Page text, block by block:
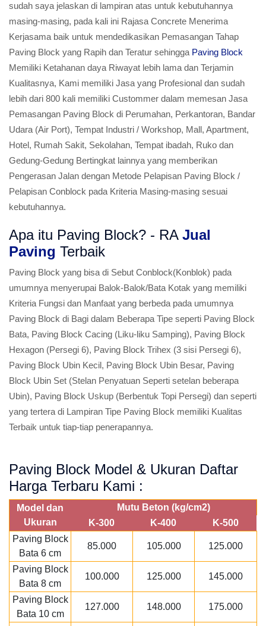
sudah saya jelaskan di lampiran atas untuk kebutuhannya
masing-masing, pada kali ini Rajasa Concrete Menerima
Kerjasama baik untuk mendedikasikan Pemasangan Tahap
Paving Block yang Rapih dan Teratur sehingga Paving Block
Memiliki Ketahanan daya Riwayat lebih lama dan Terjamin
Kualitasnya, Kami memiliki Jasa yang Profesional dan sudah
lebih dari 800 kali memiliki Custommer dalam memesan Jasa
Pemasangan Paving Block di Perumahan, Perkantoran, Bandar
Udara (Air Port), Tempat Industri / Workshop, Mall, Apartment,
Hotel, Rumah Sakit, Sekolahan, Tempat ibadah, Ruko dan
Gedung-Gedung Bertingkat lainnya yang memberikan
Pengerasan Jalan dengan Metode Pelapisan Paving Block /
Pelapisan Conblock pada Kriteria Masing-masing sesuai
kebutuhannya.
Apa itu Paving Block? - RA Jual
Paving Terbaik
Paving Block yang bisa di Sebut Conblock(Konblok) pada
umumnya menyerupai Balok-Balok/Bata Kotak yang memiliki
Kriteria Fungsi dan Manfaat yang berbeda pada umumnya
Paving Block di Bagi dalam Beberapa Tipe seperti Paving Block
Bata, Paving Block Cacing (Liku-liku Samping), Paving Block
Hexagon (Persegi 6), Paving Block Trihex (3 sisi Persegi 6),
Paving Block Ubin Kecil, Paving Block Ubin Besar, Paving
Block Ubin Set (Stelan Penyatuan Seperti setelan beberapa
Ubin), Paving Block Uskup (Berbentuk Topi Persegi) dan seperti
yang tertera di Lampiran Tipe Paving Block memiliki Kualitas
Terbaik untuk tiap-tiap penerapannya.
Paving Block Model & Ukuran Daftar
Harga Terbaru Kami :
Model dan
Ukuran
Mutu Beton (kg/cm2)
K-300
K-400
K-500
Paving Block
Bata 6 cm
85.000 105.000 125.000
Paving Block
Bata 8 cm
100.000 125.000 145.000
Paving Block
Bata 10 cm
127.000 148.000 175.000